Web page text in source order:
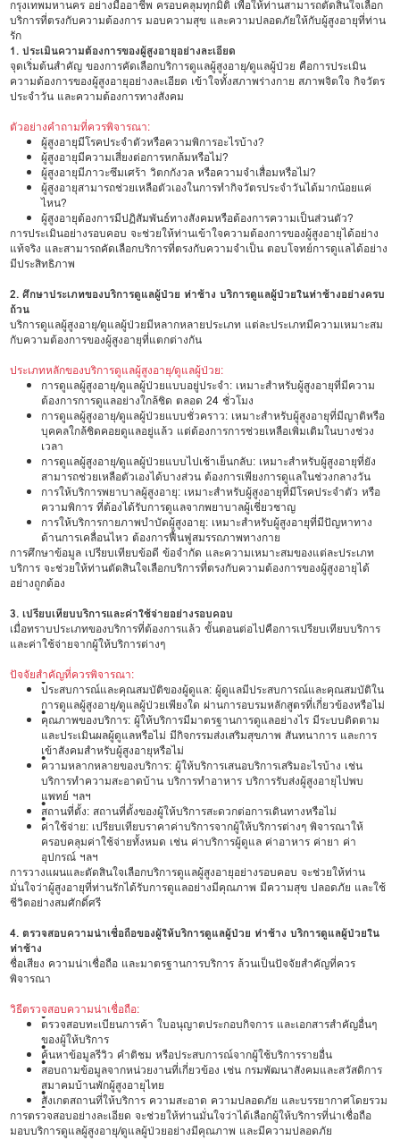
กรุงเทพมหานคร อย่างมืออาชีพ ครอบคลุมทุกมิติ เพื่อให้ท่านสามารถตัดสินใจเลือก
บริการที่ตรงกับความต้องการ มอบความสุข และความปลอดภัยให้กับผู้สูงอายุที่ท่าน
รัก
1. ประเมินความต้องการของผู้สูงอายุอย่างละเอียด
จุดเริ่มต้นสำคัญ ของการคัดเลือกบริการดูแลผู้สูงอายุ/ดูแลผู้ป่วย คือการประเมิน
ความต้องการของผู้สูงอายุอย่างละเอียด เข้าใจทั้งสภาพร่างกาย สภาพจิตใจ กิจวัตร
ประจำวัน และความต้องการทางสังคม
ตัวอย่างคำถามที่ควรพิจารณา:
ผู้สูงอายุมีโรคประจำตัวหรือความพิการอะไรบ้าง?
ผู้สูงอายุมีความเสี่ยงต่อการหกล้มหรือไม่?
ผู้สูงอายุมีภาวะซึมเศร้า วิตกกังวล หรือความจำเสื่อมหรือไม่?
ผู้สูงอายุสามารถช่วยเหลือตัวเองในการทำกิจวัตรประจำวันได้มากน้อยแค่
ไหน?
ผู้สูงอายุต้องการมีปฏิสัมพันธ์ทางสังคมหรือต้องการความเป็นส่วนตัว?
การประเมินอย่างรอบคอบ จะช่วยให้ท่านเข้าใจความต้องการของผู้สูงอายุได้อย่าง
แท้จริง และสามารถคัดเลือกบริการที่ตรงกับความจำเป็น ตอบโจทย์การดูแลได้อย่าง
มีประสิทธิภาพ
2. ศึกษาประเภทของบริการดูแลผู้ป่วย ท่าช้าง บริการดูแลผู้ป่วยในท่าช้างอย่างครบ
ถ้วน
บริการดูแลผู้สูงอายุ/ดูแลผู้ป่วยมีหลากหลายประเภท แต่ละประเภทมีความเหมาะสม
กับความต้องการของผู้สูงอายุที่แตกต่างกัน
ประเภทหลักของบริการดูแลผู้สูงอายุ/ดูแลผู้ป่วย:
การดูแลผู้สูงอายุ/ดูแลผู้ป่วยแบบอยู่ประจำ: เหมาะสำหรับผู้สูงอายุที่มีความ
ต้องการการดูแลอย่างใกล้ชิด ตลอด 24 ชั่วโมง
การดูแลผู้สูงอายุ/ดูแลผู้ป่วยแบบชั่วคราว: เหมาะสำหรับผู้สูงอายุที่มีญาติหรือ
บุคคลใกล้ชิดคอยดูแลอยู่แล้ว แต่ต้องการการช่วยเหลือเพิ่มเติมในบางช่วง
เวลา
การดูแลผู้สูงอายุ/ดูแลผู้ป่วยแบบไปเช้าเย็นกลับ: เหมาะสำหรับผู้สูงอายุที่ยัง
สามารถช่วยเหลือตัวเองได้บางส่วน ต้องการเพียงการดูแลในช่วงกลางวัน
การให้บริการพยาบาลผู้สูงอายุ: เหมาะสำหรับผู้สูงอายุที่มีโรคประจำตัว หรือ
ความพิการ ที่ต้องได้รับการดูแลจากพยาบาลผู้เชี่ยวชาญ
การให้บริการกายภาพบำบัดผู้สูงอายุ: เหมาะสำหรับผู้สูงอายุที่มีปัญหาทาง
ด้านการเคลื่อนไหว ต้องการฟื้นฟูสมรรถภาพทางกาย
การศึกษาข้อมูล เปรียบเทียบข้อดี ข้อจำกัด และความเหมาะสมของแต่ละประเภท
บริการ จะช่วยให้ท่านตัดสินใจเลือกบริการที่ตรงกับความต้องการของผู้สูงอายุได้
อย่างถูกต้อง
3. เปรียบเทียบบริการและค่าใช้จ่ายอย่างรอบคอบ
เมื่อทราบประเภทของบริการที่ต้องการแล้ว ขั้นตอนต่อไปคือการเปรียบเทียบบริการ
และค่าใช้จ่ายจากผู้ให้บริการต่างๆ
ปัจจัยสำคัญที่ควรพิจารณา:
•
ประสบการณ์และคุณสมบัติของผู้ดูแล: ผู้ดูแลมีประสบการณ์และคุณสมบัติใน
การดูแลผู้สูงอายุ/ดูแลผู้ป่วยเพียงใด ผ่านการอบรมหลักสูตรที่เกี่ยวข้องหรือไม่
•
คุณภาพของบริการ: ผู้ให้บริการมีมาตรฐานการดูแลอย่างไร มีระบบติดตาม
และประเมินผลผู้ดูแลหรือไม่ มีกิจกรรมส่งเสริมสุขภาพ สันทนาการ และการ
เข้าสังคมสำหรับผู้สูงอายุหรือไม่
•
ความหลากหลายของบริการ: ผู้ให้บริการเสนอบริการเสริมอะไรบ้าง เช่น
บริการทำความสะอาดบ้าน บริการทำอาหาร บริการรับส่งผู้สูงอายุไปพบ
แพทย์ ฯลฯ
•
สถานที่ตั้ง: สถานที่ตั้งของผู้ให้บริการสะดวกต่อการเดินทางหรือไม่
•
ค่าใช้จ่าย: เปรียบเทียบราคาค่าบริการจากผู้ให้บริการต่างๆ พิจารณาให้
ครอบคลุมค่าใช้จ่ายทั้งหมด เช่น ค่าบริการผู้ดูแล ค่าอาหาร ค่ายา ค่า
อุปกรณ์ ฯลฯ
การวางแผนและตัดสินใจเลือกบริการดูแลผู้สูงอายุอย่างรอบคอบ จะช่วยให้ท่าน
มั่นใจว่าผู้สูงอายุที่ท่านรักได้รับการดูแลอย่างมีคุณภาพ มีความสุข ปลอดภัย และใช้
ชีวิตอย่างสมศักดิ์ศรี
4. ตรวจสอบความน่าเชื่อถือของผู้ให้บริการดูแลผู้ป่วย ท่าช้าง บริการดูแลผู้ป่วยใน
ท่าช้าง
ชื่อเสียง ความน่าเชื่อถือ และมาตรฐานการบริการ ล้วนเป็นปัจจัยสำคัญที่ควร
พิจารณา
วิธีตรวจสอบความน่าเชื่อถือ:
•
ตรวจสอบทะเบียนการค้า ใบอนุญาตประกอบกิจการ และเอกสารสำคัญอื่นๆ
ของผู้ให้บริการ
•
ค้นหาข้อมูลรีวิว คำติชม หรือประสบการณ์จากผู้ใช้บริการรายอื่น
•
สอบถามข้อมูลจากหน่วยงานที่เกี่ยวข้อง เช่น กรมพัฒนาสังคมและสวัสดิการ
สมาคมบ้านพักผู้สูงอายุไทย
•
สังเกตสถานที่ให้บริการ ความสะอาด ความปลอดภัย และบรรยากาศโดยรวม
•
การตรวจสอบอย่างละเอียด จะช่วยให้ท่านมั่นใจว่าได้เลือกผู้ให้บริการที่น่าเชื่อถือ
มอบบริการดูแลผู้สูงอายุ/ดูแลผู้ป่วยอย่างมีคุณภาพ และมีความปลอดภัย